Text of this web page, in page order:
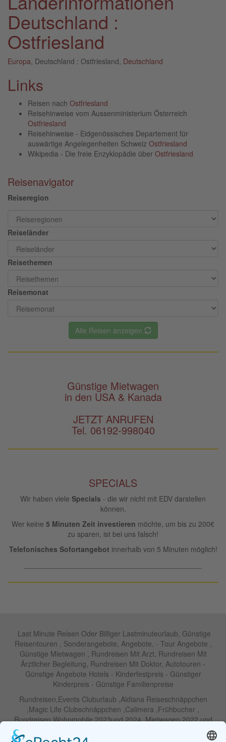
Deutschland :
Ostfriesland
Europa , Deutschland : Ostfriesland, Deutschland
Links
Reisen nach Ostfriesland
Reisehinweise vom Aussenministerium Österreich
Ostfriesland
Reisehinweise - Eidgenössisches Departement für
auswärtige Angelegenheiten Schweiz Ostfriesland
Wikipedia - Die freie Enzyklopädie über Ostfriesland
Reisenavigator
Reiseregion
Reiseländer
Reisethemen
Reisemonat
Alle Reisen anzeigen
Günstige Mietwagen
in den USA & Kanada
JETZT ANRUFEN
Tel. 06192-998040
SPECIALS
Wir haben viele Specials - die wir nicht mit EDV darstellen
können.
Wer keine 5 Minuten Zeit investieren möchte, um bis zu 200€
zu sparen, ist bei uns falsch!
Telefonisches Sofortangebot innerhalb von 5 Minuten möglich!
Last Minute Reisen Oder Billiger Lastminuteurlaub, Günstige
Reisentouren , Sonderangebote, Angebote, - Tour Angebote ,
Günstige Mietwagen , Rundreisen Mit Arzt, Rundreisen Mit
Ärztlicher Begleitung, Rundreisen Mit Doktor, Autotouren -
Günstige Angebote Hotels - Kinderfestpreis - Günstiger
Kinderpreis - Günstige Familienpreise
Rundreisen,Events Cluburlaub ,Aldiana Reiseschnäppchen
,Magic Life Clubschnäppchen ,Calimera ,Frühbucher ,
Rundreisen Wohnmobile 2023und 2024 ,Mietwagen 2022 und
Weihnachtreisen 2022 und 2023 , Silvesterreisen 2022 und 2032,